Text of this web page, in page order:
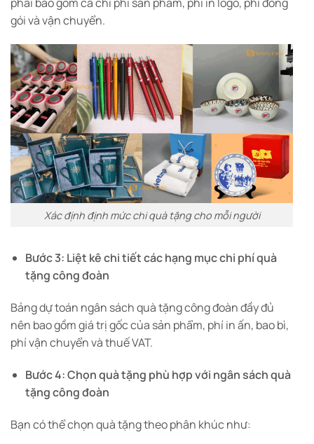
gói và vận chuyển.
Xác định định mức chi quà tặng cho mỗi người
Bước 3: Liệt kê chi tiết các hạng mục chi phí quà
tặng công đoàn
Bảng dự toán ngân sách quà tặng công đoàn đầy đủ
nên bao gồm giá trị gốc của sản phẩm, phí in ấn, bao bì,
phí vận chuyển và thuế VAT.
Bước 4: Chọn quà tặng phù hợp với ngân sách quà
tặng công đoàn
Bạn có thể chọn quà tặng theo phân khúc như: